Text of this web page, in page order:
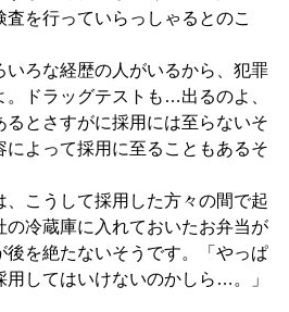
を行っていらっしゃるとのこ
いろな経歴の人がいるから、犯罪
。ドラッグテストも…出るのよ、
るとさすがに採用には至らないそ
によって採用に至ることもあるそ
、こうして採用した方々の間で起
の冷蔵庫に入れておいたお弁当が
後を絶たないそうです。「やっぱ
用してはいけないのかしら…。」